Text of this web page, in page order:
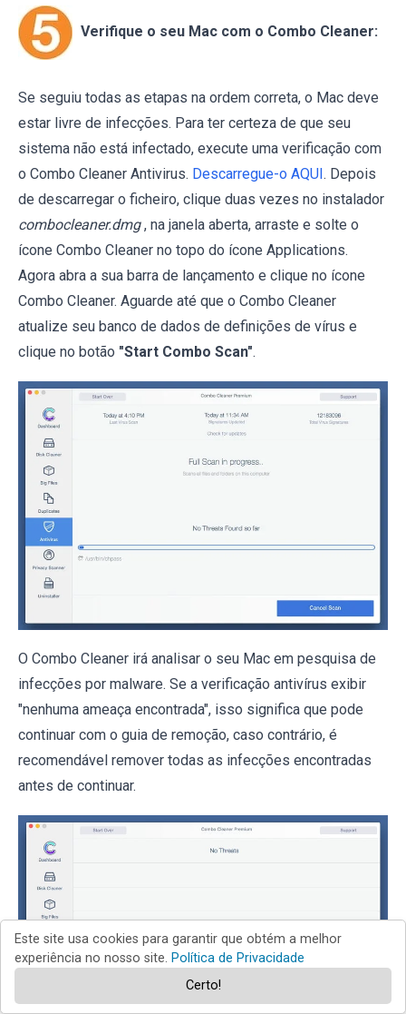
Verifique o seu Mac com o Combo Cleaner:
Se seguiu todas as etapas na ordem correta, o Mac deve
estar livre de infecções. Para ter certeza de que seu
sistema não está infectado, execute uma verificação com
o Combo Cleaner Antivirus. Descarregue-o AQUI. Depois
de descarregar o ficheiro, clique duas vezes no instalador
combocleaner.dmg , na janela aberta, arraste e solte o
ícone Combo Cleaner no topo do ícone Applications.
Agora abra a sua barra de lançamento e clique no ícone
Combo Cleaner. Aguarde até que o Combo Cleaner
atualize seu banco de dados de definições de vírus e
clique no botão "Start Combo Scan".
O Combo Cleaner irá analisar o seu Mac em pesquisa de
infecções por malware. Se a verificação antivírus exibir
"nenhuma ameaça encontrada", isso significa que pode
continuar com o guia de remoção, caso contrário, é
recomendável remover todas as infecções encontradas
antes de continuar.
Este site usa cookies para garantir que obtém a melhor
experiência no nosso site. Política de Privacidade
Certo!